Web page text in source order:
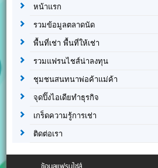
หน้าแรก
รวมข้อมูลตลาดนัด
พื้นที่เช่า พื้นที่ให้เช่า
รวมแฟรนไชส์น่าลงทุน
ชุมชนสนทนาพ่อค้าแม่ค้า
จุดปิ๊งไอเดียทำธุรกิจ
เกร็ดความรู้การเช่า
ติดต่อเรา